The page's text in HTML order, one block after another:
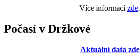
Více informacízde.
Počasí v Držkové
Aktuální data zde